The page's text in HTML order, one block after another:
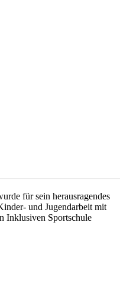
für sein herausragendes
und Jugendarbeit mit
Inklusiven Sportschule